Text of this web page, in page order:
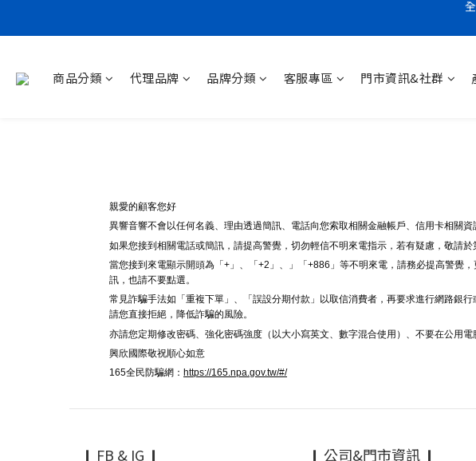
門
門市
商品分類 代理品牌 品牌分類 客服專區 門市資訊&社群
親愛的顧客您好
異響音響不會以任何名義、理由透過簡訊、電話向您索取相關金融帳戶、信用卡相關
如果您接到相關電話或簡訊，請提高警覺，切勿輕信不明來電指示，若有疑慮，敬請
當您接到來電顯示開頭為「+」、「+2」、」「+886」等不明來電，請務必提高警覺
訊，也請不要點選。
常見詐騙手法如「重複下單」、「誤設分期付款」以取信消費者，再要求進行網路銀
請您直接拒絕，降低詐騙的風險。
亦請您定期修改密碼、強化密碼強度（以大小寫英文、數字混合使用）、不要在公用電
興欣國際敬祝順心如意
165全民防騙網： https://165.npa.gov.tw/#/
❙ FB & IG ❙ ❙ 公司&門市資訊 ❙